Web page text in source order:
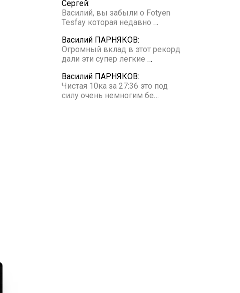
Сергей:
Василий, вы забыли о Fotyen
Tesfay которая недавно …
Василий ПАРНЯКОВ:
Огромный вклад в этот рекорд
дали эти супер легкие …
Василий ПАРНЯКОВ:
Чистая 10ка за 27:36 это под
силу очень немногим бе…